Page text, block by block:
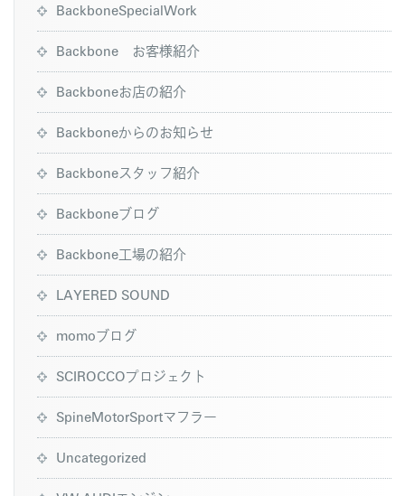
BackboneSpecialWork
Backbone お客様紹介
Backboneお店の紹介
Backboneからのお知らせ
Backboneスタッフ紹介
Backboneブログ
Backbone工場の紹介
LAYERED SOUND
momoブログ
SCIROCCOプロジェクト
SpineMotorSportマフラー
Uncategorized